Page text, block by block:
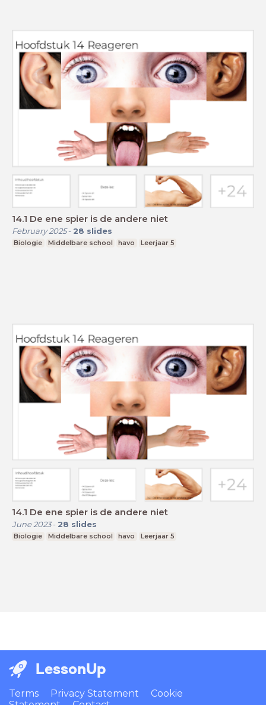
14.1 De ene spier is de andere niet
February 2025- 28 slides
Biologie Middelbare school havo Leerjaar 5
14.1 De ene spier is de andere niet
June 2023- 28 slides
Biologie Middelbare school havo Leerjaar 5
LessonUp
Terms Privacy Statement
Cookie